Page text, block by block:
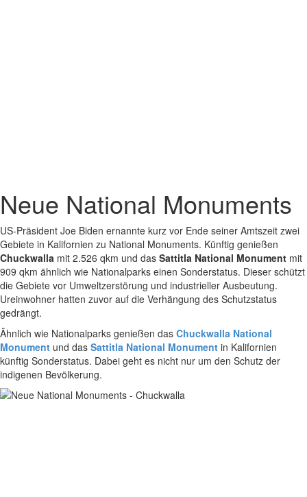
Neue National Monuments
US-Präsident Joe Biden ernannte kurz vor Ende seiner Amtszeit zwei
Gebiete in Kalifornien zu National Monuments. Künftig genießen
Chuckwalla mit 2.526 qkm und das Sattitla National Monument mit
909 qkm ähnlich wie Nationalparks einen Sonderstatus. Dieser schützt
die Gebiete vor Umweltzerstörung und industrieller Ausbeutung.
Ureinwohner hatten zuvor auf die Verhängung des Schutzstatus
gedrängt.
Ähnlich wie Nationalparks genießen das Chuckwalla National
Monument und das Sattitla National Monument in Kalifornien
künftig Sonderstatus. Dabei geht es nicht nur um den Schutz der
indigenen Bevölkerung.